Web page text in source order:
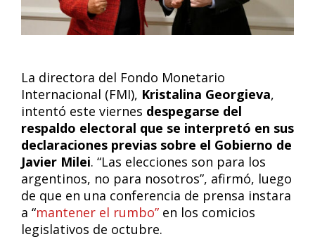
La directora del Fondo Monetario
Internacional (FMI), Kristalina Georgieva,
intentó este viernes despegarse del
respaldo electoral que se interpretó en sus
declaraciones previas sobre el Gobierno de
Javier Milei. “Las elecciones son para los
argentinos, no para nosotros”, afirmó, luego
de que en una conferencia de prensa instara
a “mantener el rumbo” en los comicios
legislativos de octubre.